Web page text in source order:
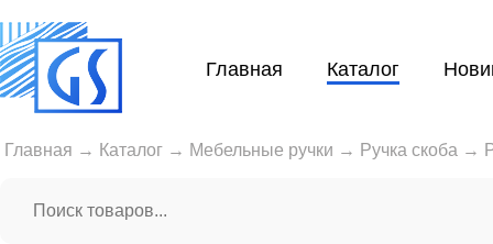
Главная Каталог
Главная → Каталог → Мебельные ручки → Ручка скоба →